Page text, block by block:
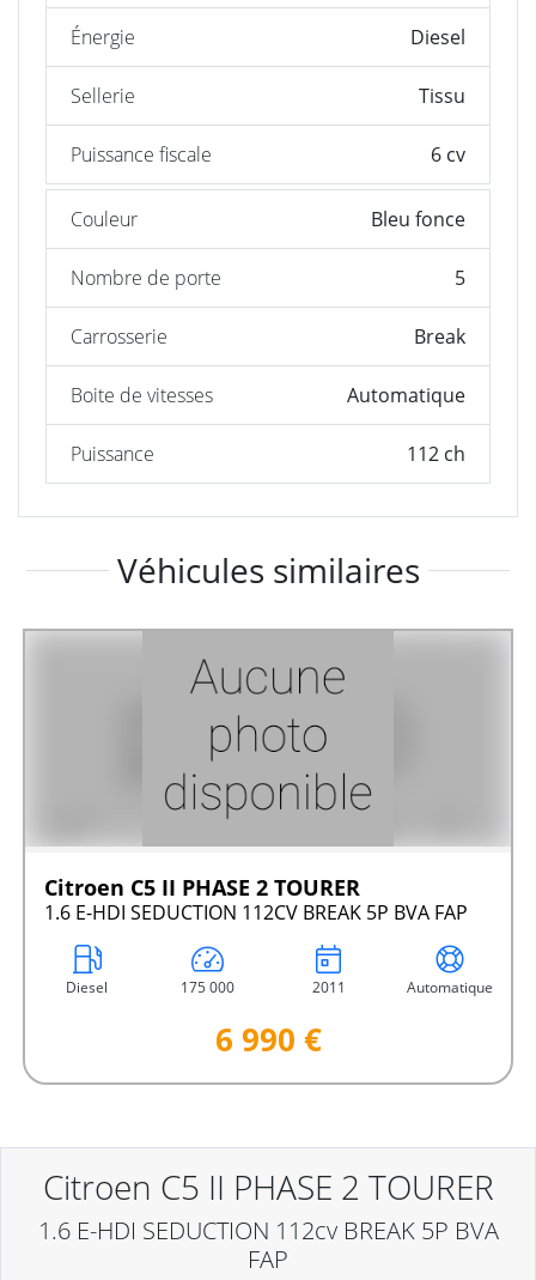
Énergie Diesel
Sellerie Tissu
Puissance fiscale 6 cv
Couleur Bleu fonce
Nombre de porte 5
Carrosserie Break
Boite de vitesses Automatique
Puissance 112 ch
Véhicules similaires
Citroen C5 II PHASE 2 TOURER
1.6 E-HDI SEDUCTION 112CV BREAK 5P BVA FAP
Diesel 175 000 2011 Automatique
6 990 €
Citroen C5 II PHASE 2 TOURER
1.6 E-HDI SEDUCTION 112cv BREAK 5P BVA
FAP